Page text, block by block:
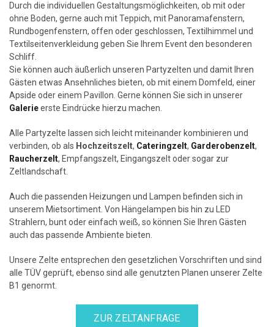
Durch die individuellen Gestaltungsmöglichkeiten, ob mit oder
ohne Boden, gerne auch mit Teppich, mit Panoramafenstern,
Rundbogenfenstern, offen oder geschlossen, Textilhimmel und
Textilseitenverkleidung geben Sie Ihrem Event den besonderen
Schliff.
Sie können auch äußerlich unseren Partyzelten und damit Ihren
Gästen etwas Ansehnliches bieten, ob mit einem Domfeld, einer
Apside oder einem Pavillon. Gerne können Sie sich in unserer
Galerieerste Eindrücke hierzu machen.
Alle Partyzelte lassen sich leicht miteinander kombinieren und
verbinden, ob als Hochzeitszelt, Cateringzelt, Garderobenzelt,
Raucherzelt, Empfangszelt, Eingangszelt oder sogar zur
Zeltlandschaft.
Auch die passenden Heizungen und Lampen befinden sich in
unserem Mietsortiment. Von Hängelampen bis hin zu LED
Strahlern, bunt oder einfach weiß, so können Sie Ihren Gästen
auch das passende Ambiente bieten.
Unsere Zelte entsprechen den gesetzlichen Vorschriften und sind
alle TÜV geprüft, ebenso sind alle genutzten Planen unserer Zelte
B1 genormt.
ZUR ZELTANFRAGE